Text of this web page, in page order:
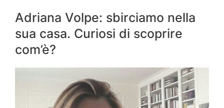
Adriana Volpe: sbirciamo nella
sua casa. Curiosi di scoprire
com’è?